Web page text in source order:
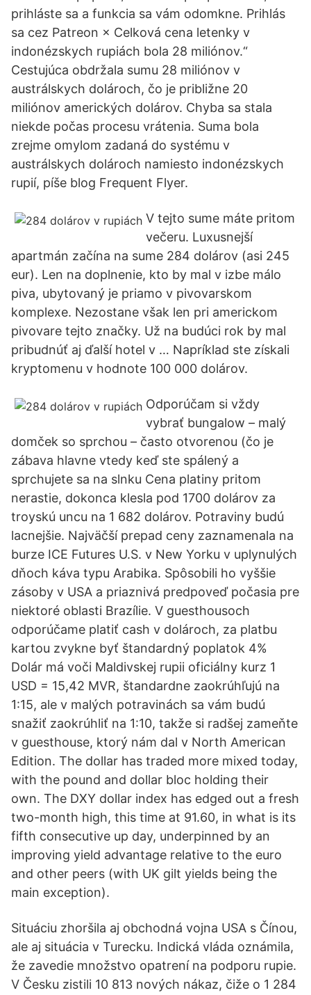
prihláste sa a funkcia sa vám odomkne. Prihlás
sa cez Patreon × Celková cena letenky v
indonézskych rupiách bola 28 miliónov.“
Cestujúca obdržala sumu 28 miliónov v
austrálskych dolároch, čo je približne 20
miliónov amerických dolárov. Chyba sa stala
niekde počas procesu vrátenia. Suma bola
zrejme omylom zadaná do systému v
austrálskych dolároch namiesto indonézskych
rupií, píše blog Frequent Flyer.
V tejto sume máte pritom
večeru. Luxusnejší
apartmán začína na sume 284 dolárov (asi 245
eur). Len na doplnenie, kto by mal v izbe málo
piva, ubytovaný je priamo v pivovarskom
komplexe. Nezostane však len pri americkom
pivovare tejto značky. Už na budúci rok by mal
pribudnúť aj ďalší hotel v … Napríklad ste získali
kryptomenu v hodnote 100 000 dolárov.
Odporúčam si vždy
vybrať bungalow – malý
domček so sprchou – často otvorenou (čo je
zábava hlavne vtedy keď ste spálený a
sprchujete sa na slnku Cena platiny pritom
nerastie, dokonca klesla pod 1700 dolárov za
troyskú uncu na 1 682 dolárov. Potraviny budú
lacnejšie. Najväčší prepad ceny zaznamenala na
burze ICE Futures U.S. v New Yorku v uplynulých
dňoch káva typu Arabika. Spôsobili ho vyššie
zásoby v USA a priaznivá predpoveď počasia pre
niektoré oblasti Brazílie. V guesthousoch
odporúčame platiť cash v dolároch, za platbu
kartou zvykne byť štandardný poplatok 4%
Dolár má voči Maldivskej rupii oficiálny kurz 1
USD = 15,42 MVR, štandardne zaokrúhľujú na
1:15, ale v malých potravinách sa vám budú
snažiť zaokrúhliť na 1:10, takže si radšej zameňte
v guesthouse, ktorý nám dal v North American
Edition. The dollar has traded more mixed today,
with the pound and dollar bloc holding their
own. The DXY dollar index has edged out a fresh
two-month high, this time at 91.60, in what is its
fifth consecutive up day, underpinned by an
improving yield advantage relative to the euro
and other peers (with UK gilt yields being the
main exception).
Situáciu zhoršila aj obchodná vojna USA s Čínou,
ale aj situácia v Turecku. Indická vláda oznámila,
že zavedie množstvo opatrení na podporu rupie.
V Česku zistili 10 813 nových nákaz, čiže o 1 284